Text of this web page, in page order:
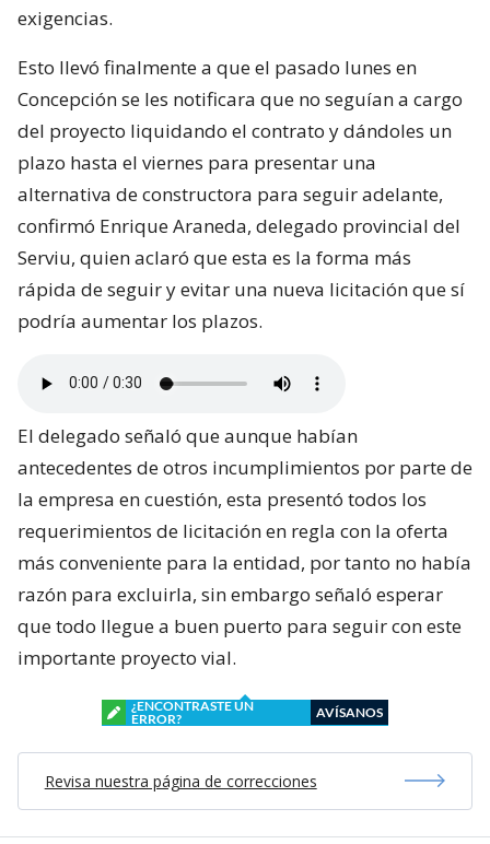
exigencias.
Esto llevó finalmente a que el pasado lunes en
Concepción se les notificara que no seguían a cargo
del proyecto liquidando el contrato y dándoles un
plazo hasta el viernes para presentar una
alternativa de constructora para seguir adelante,
confirmó Enrique Araneda, delegado provincial del
Serviu, quien aclaró que esta es la forma más
rápida de seguir y evitar una nueva licitación que sí
podría aumentar los plazos.
El delegado señaló que aunque habían
antecedentes de otros incumplimientos por parte de
la empresa en cuestión, esta presentó todos los
requerimientos de licitación en regla con la oferta
más conveniente para la entidad, por tanto no había
razón para excluirla, sin embargo señaló esperar
que todo llegue a buen puerto para seguir con este
importante proyecto vial.
¿ENCONTRASTE UN
ERROR?
AVÍSANOS
Revisa nuestra página de correcciones